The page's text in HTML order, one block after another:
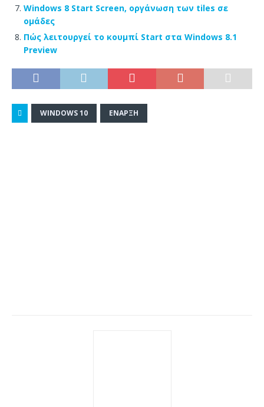
Windows 8 Start Screen, οργάνωση των tiles σε
ομάδες
Πώς λειτουργεί το κουμπί Start στα Windows 8.1
Preview
WINDOWS 10 ΈΝΑΡΞΗ